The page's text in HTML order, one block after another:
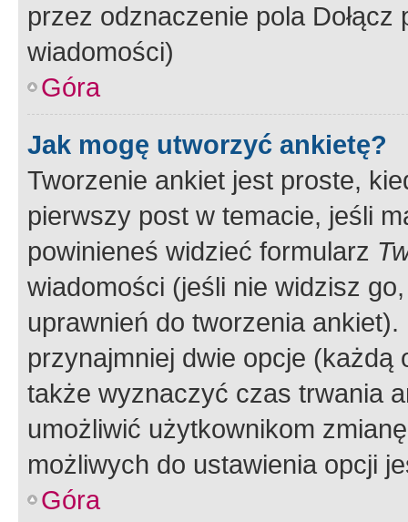
przez odznaczenie pola
wiadomości)
Góra
Jak mogę utworzyć ankietę?
Tworzenie ankiet jest proste,
pierwszy post w temacie, jeśli
powinieneś widzieć formularz
wiadomości (jeśli nie widzisz
uprawnień do tworzenia
przynajmniej dwie opcje
także wyznaczyć czas trwania
umożliwić użytkownikom
możliwych do ustawienia opcji
Góra